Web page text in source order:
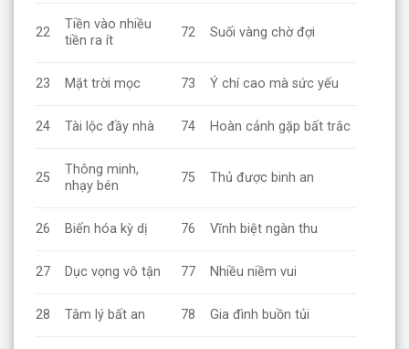
22
Tiền vào nhiều
tiền ra ít
72 Suối vàng chờ đợi
23 Mặt trời mọc 73 Ý chí cao mà sức yếu
24 Tài lộc đầy nhà 74 Hoàn cảnh gặp bất trắc
25
Thông minh,
nhạy bén
75 Thủ được binh an
26 Biến hóa kỳ dị 76 Vĩnh biệt ngàn thu
27 Dục vọng vô tận 77 Nhiều niềm vui
28 Tâm lý bất an 78 Gia đình buồn tủi